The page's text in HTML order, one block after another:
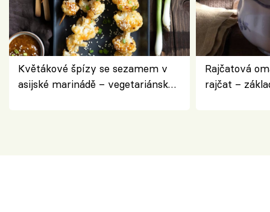
Květákové špízy se sezamem v
asijské marinádě – vegetariánská
Rajčatová
rajčat –